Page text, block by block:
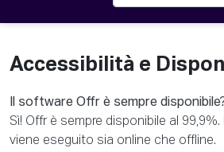
Accessibilità e
Il software Offr è sempre
Sì! Offr è sempre disponibile al
viene eseguito sia online che offline.